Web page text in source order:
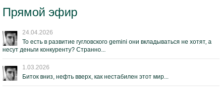
Прямой эфир
24.04.2026
То есть в развитие гугловского gemini они вкладываться не хотят, а
несут деньги конкуренту? Странно...
1.03.2026
Биток вниз, нефть вверх, как нестабилен этот мир...